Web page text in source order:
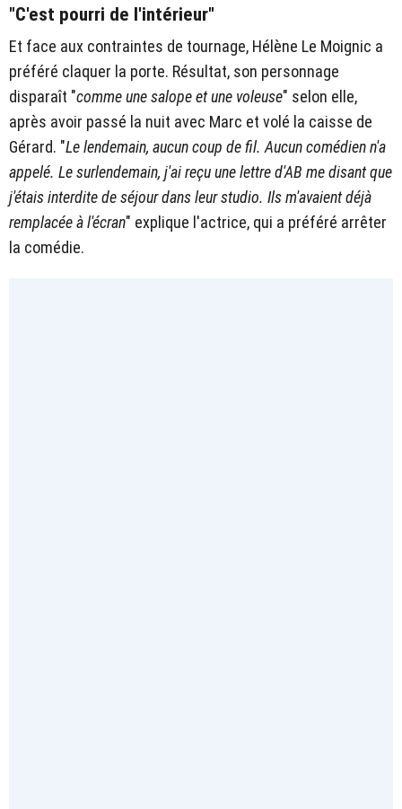
"C'est pourri de l'intérieur"
Et face aux contraintes de tournage, Hélène Le Moignic a
préféré claquer la porte. Résultat, son personnage
disparaît "comme une salope et une voleuse" selon elle,
après avoir passé la nuit avec Marc et volé la caisse de
Gérard. "Le lendemain, aucun coup de fil. Aucun comédien n'a
appelé. Le surlendemain, j'ai reçu une lettre d'AB me disant que
j'étais interdite de séjour dans leur studio. Ils m'avaient déjà
remplacée à l'écran" explique l'actrice, qui a préféré arrêter
la comédie.